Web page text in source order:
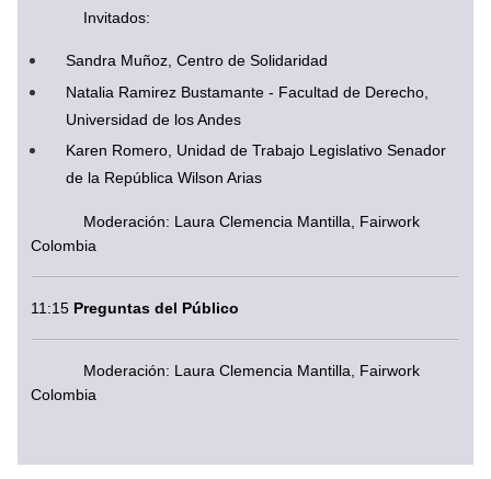
Invitados:
Sandra Muñoz, Centro de Solidaridad
Natalia Ramirez Bustamante - Facultad de Derecho,
Universidad de los Andes
Karen Romero, Unidad de Trabajo Legislativo Senador
de la República Wilson Arias
Moderación: Laura Clemencia Mantilla, Fairwork
Colombia
11:15 Preguntas del Público
Moderación: Laura Clemencia Mantilla, Fairwork
Colombia